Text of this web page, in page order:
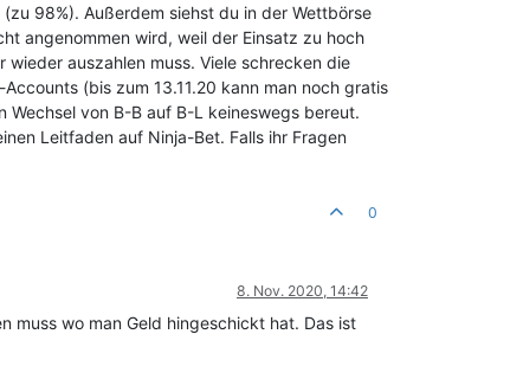
98%). Außerdem siehst du in der Wettbörse
angenommen wird, weil der Einsatz zu hoch
auszahlen muss. Viele schrecken die
(bis zum 13.11.20 kann man noch gratis
von B-B auf B-L keineswegs bereut.
Leitfaden auf Ninja-Bet. Falls ihr Fragen
0
8. Nov. 2020, 14:42
muss wo man Geld hingeschickt hat. Das ist